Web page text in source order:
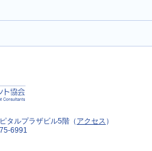
タルプラザビル5階（ アクセス ）
6991